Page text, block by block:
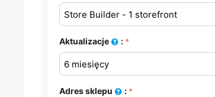
Aktualizacje :
Adres sklepu :